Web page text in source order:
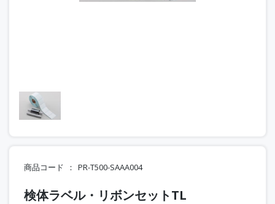
商品コード PR-T500-SAAA004
検体ラベル・リボンセットTL